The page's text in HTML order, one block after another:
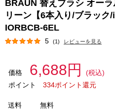
BRAUN 替えブラシ オー
リーン【6本入り/ブラック/
IORBCB-6EL
5 (1) レビューを見る
価格 6,688円
(税込)
ポイント
334ポイント還元
送料
無料